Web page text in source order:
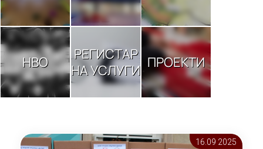
НВО
РЕГИСТАР
НА УСЛУГИ ПРОЕКТИ
16.09 2025